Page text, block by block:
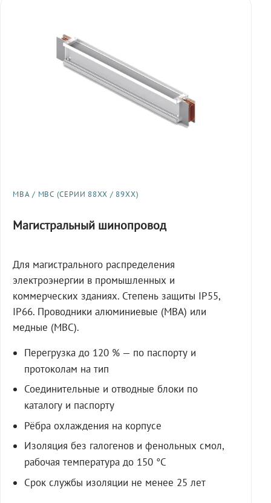
МВА / МВС (СЕРИИ 88XX / 89XX)
Магистральный шинопровод
Для магистрального распределения
электроэнергии в промышленных и
коммерческих зданиях. Степень защиты IP55,
IP66. Проводники алюминиевые (МВА) или
медные (МВС).
Перегрузка до 120 % — по паспорту и
протоколам на тип
Соединительные и отводные блоки по
каталогу и паспорту
Рёбра охлаждения на корпусе
Изоляция без галогенов и фенольных смол,
рабочая температура до 150 °C
Срок службы изоляции не менее 25 лет